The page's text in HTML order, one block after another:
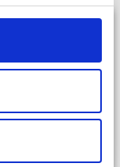
een gratis